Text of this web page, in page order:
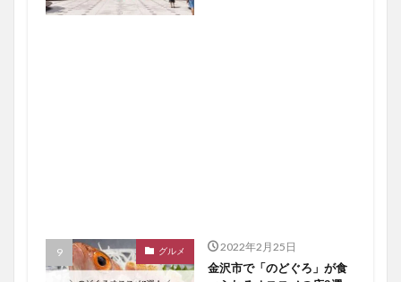
グルメ 2022年2月25日
金沢市で「のどぐろ」が食